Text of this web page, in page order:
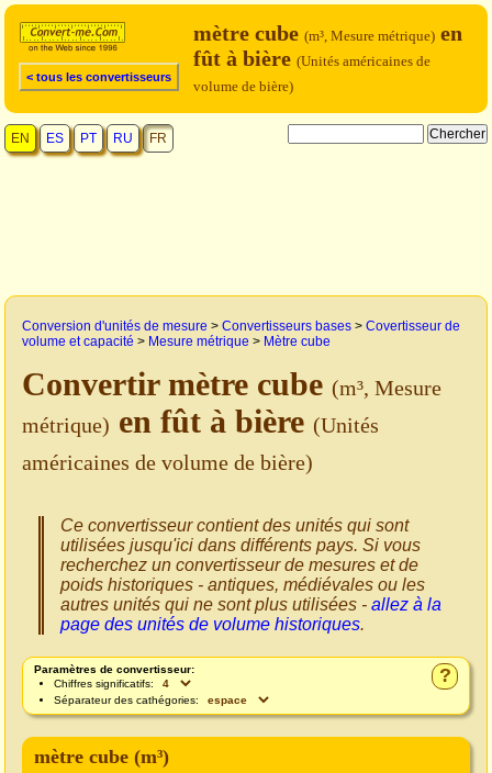
< tous les convertisseurs
mètre cube (m³, Mesure métrique) en
fût à bière (Unités américaines de
volume de bière)
EN ES PT RU FR
Conversion d'unités de mesure > Convertisseurs bases > Covertisseur de
volume et capacité > Mesure métrique > Mètre cube
Convertir mètre cube (m³, Mesure
métrique) en fût à bière (Unités
américaines de volume de bière)
Ce convertisseur contient des unités qui sont
utilisées jusqu'ici dans différents pays. Si vous
recherchez un convertisseur de mesures et de
poids historiques - antiques, médiévales ou les
autres unités qui ne sont plus utilisées - allez à la
page des unités de volume historiques.
?
Paramètres de convertisseur:
Chiffres significatifs:
Séparateur des cathégories:
mètre cube (m³)